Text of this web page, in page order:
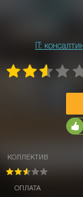
IT:
КОЛЛЕКТИВ
ОПЛАТА